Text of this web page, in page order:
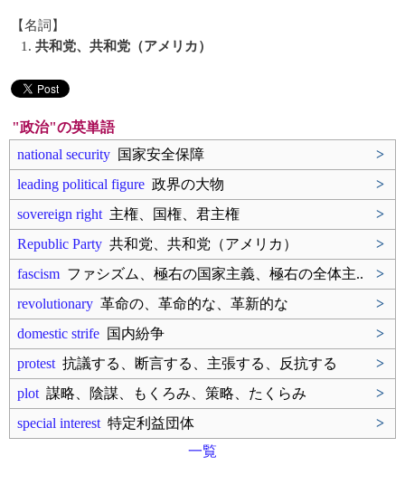
【名詞】
1. 共和党、共和党（アメリカ）
"政治"の英単語
national security 国家安全保障
>
leading political figure 政界の大物
>
sovereign right 主権、国権、君主権
>
Republic Party 共和党、共和党（アメリカ）
>
fascism ファシズム、極右の国家主義、極右の全体主..
>
revolutionary 革命の、革命的な、革新的な
>
domestic strife 国内紛争
>
protest 抗議する、断言する、主張する、反抗する
>
plot 謀略、陰謀、もくろみ、策略、たくらみ
>
special interest 特定利益団体
>
一覧